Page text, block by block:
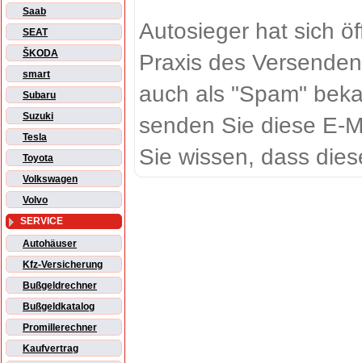
Saab
SEAT
ŠKODA
smart
Subaru
Suzuki
Tesla
Toyota
Volkswagen
Volvo
SERVICE
Autohäuser
Kfz-Versicherung
Bußgeldrechner
Bußgeldkatalog
Promillerechner
Kaufvertrag
Autosieger hat sich
Praxis des
auch als "Spam"
senden Sie diese E-
Sie wissen, dass